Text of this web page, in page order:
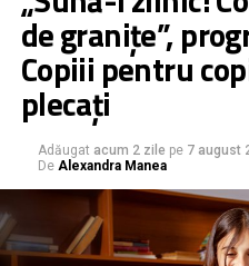
de granițe”,
Copiii pentru
plecați
Adăugat acum 2 zile pe 7 august
De Alexandra Manea